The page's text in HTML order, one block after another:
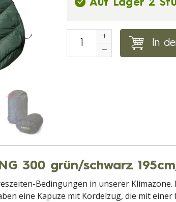
Auf Lager 2
In
300 grün/schwarz
Bedingungen in unserer
eine Kapuze mit Kordelzug, die mit